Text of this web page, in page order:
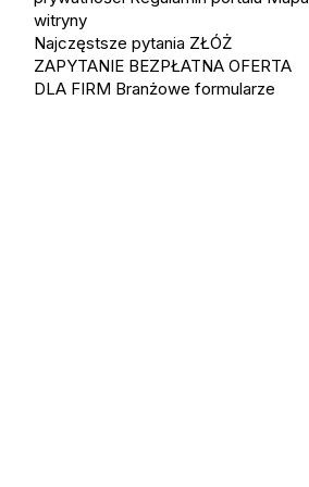
witryny
Najczęstsze pytania ZŁÓŻ
ZAPYTANIE BEZPŁATNA OFERTA
DLA FIRM Branżowe formularze